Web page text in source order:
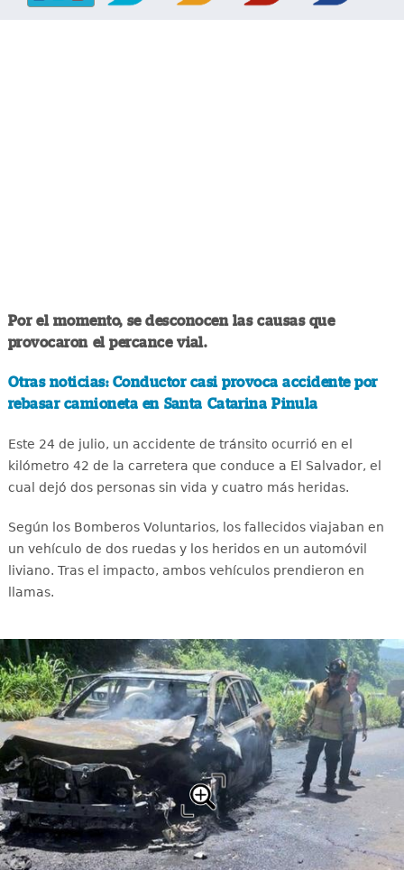
Por el momento, se desconocen las causas que
provocaron el percance vial.
Otras noticias: Conductor casi provoca accidente por
rebasar camioneta en Santa Catarina Pinula
Este 24 de julio, un accidente de tránsito ocurrió en el
kilómetro 42 de la carretera que conduce a El Salvador, el
cual dejó dos personas sin vida y cuatro más heridas.
Según los Bomberos Voluntarios, los fallecidos viajaban en
un vehículo de dos ruedas y los heridos en un automóvil
liviano. Tras el impacto, ambos vehículos prendieron en
llamas.